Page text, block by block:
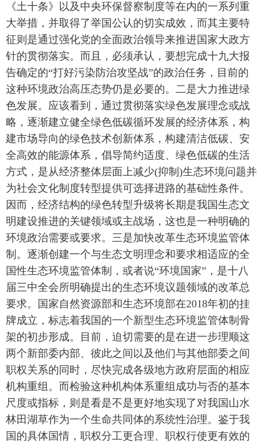
《土十条》以及中央环保督察制度等在内的一系列重
大举措，并取得了举国公认的切实成效，而其主要特
征则是通过强化党的全面政治领导来推进国家大政方
针的贯彻落实。而且，必须承认，要想完成十九大报
告确定的“打好污染防治攻坚战”的政治任务，目前的
这种环境政治高压态势仍是必要的。二是大力推进绿
色发展。应该看到，通过贯彻落实绿色发展理念或战
略，逐渐建立健全绿色低碳循环发展的经济体系，构
建市场导向的绿色技术创新体系，构建清洁低碳、安
全高效的能源体系，倡导简约适度、绿色低碳的生活
方式，是从经济整体层面上减少(抑制)生态环境问题并
为社会文化制度转型提供可选择进路的基础性条件。
因而，经济结构的绿色转型升级将长期是我国生态文
明建设推进的关键领域或主战场，这也是一种明确的
环境政治需要或要求。三是加快改革生态环境监管体
制。逐渐创建一个与生态文明理念和要求相适应的全
国性生态环境监管体制，或者说“环境国家”，是十八
届三中全会所明确提出的生态环境议题领域的改革总
要求。国家自然资源部和生态环境部在2018年初的挂
牌成立，标志着我国的一个新型生态环境监管体制骨
架的初步形成。目前，迫切需要的是在进一步理顺这
两个新部委内部、彼此之间以及他们与其他部委之间
职权关系的同时，尽快完成各级地方政府层面的相应
机构重组。而检验这种机构体系重组成功与否的基本
尺度或指标，则是看是不是更好地实现了对我国山水
林田湖草作为一个生命共同体的系统性治理。鉴于我
国的具体国情，职权分工更合理、职权行使更有效的